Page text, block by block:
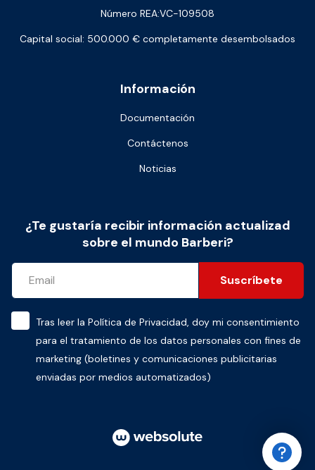
Información
Documentación
Contáctenos
Noticias
Número REA:VC-109508
Capital social: 500.000 € completamente desembolsados
¿Te gustaría recibir información actualizad
sobre el mundo Barberi?
Suscríbete
Tras leer la Política de Privacidad, doy mi consentimiento
para el tratamiento de los datos personales con fines de
marketing (boletines y comunicaciones publicitarias
enviadas por medios automatizados)